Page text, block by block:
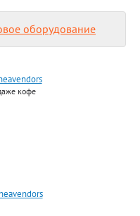
оборудование
кофе